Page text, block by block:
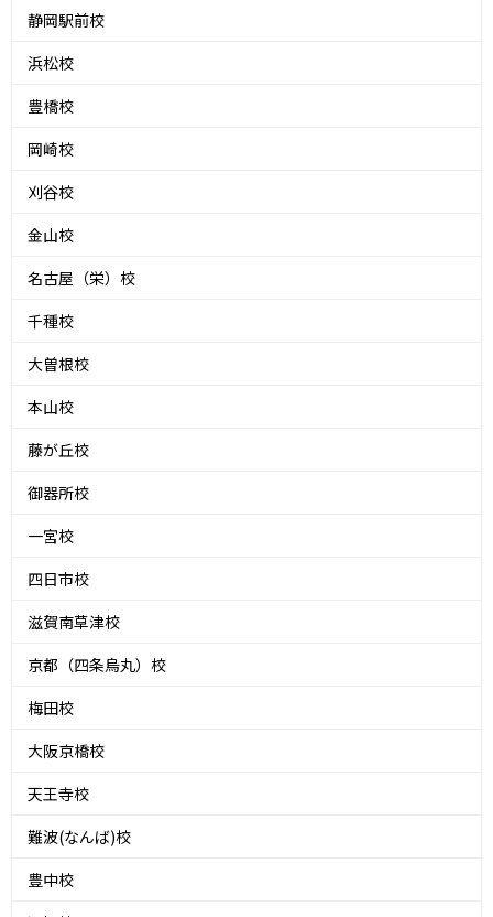
静岡駅前校
浜松校
豊橋校
岡崎校
刈谷校
金山校
名古屋（栄）校
千種校
大曽根校
本山校
藤が丘校
御器所校
一宮校
四日市校
滋賀南草津校
京都（四条烏丸）校
梅田校
大阪京橋校
天王寺校
難波(なんば)校
豊中校